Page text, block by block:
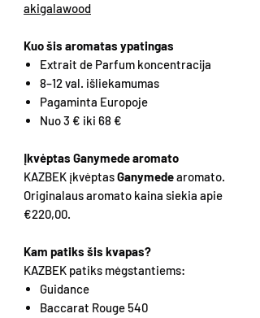
akigalawood
Kuo šis aromatas ypatingas
Extrait de Parfum koncentracija
8–12 val. išliekamumas
Pagaminta Europoje
Nuo 3 € iki 68 €
Įkvėptas Ganymede aromato
KAZBEK įkvėptasGanymedearomato.
Originalaus aromato kaina siekia apie
€220,00.
Kam patiks šis kvapas?
KAZBEK patiks mėgstantiems:
Guidance
Baccarat Rouge 540